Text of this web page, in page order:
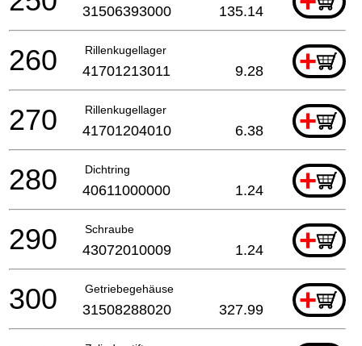
31506393000 135.14
Rillenkugellager +
260 41701213011 9.28
Rillenkugellager +
270 41701204010 6.38
Dichtring +
280 40611000000 1.24
Schraube +
290 43072010009 1.24
Getriebegehäuse +
300 31508288020 327.99